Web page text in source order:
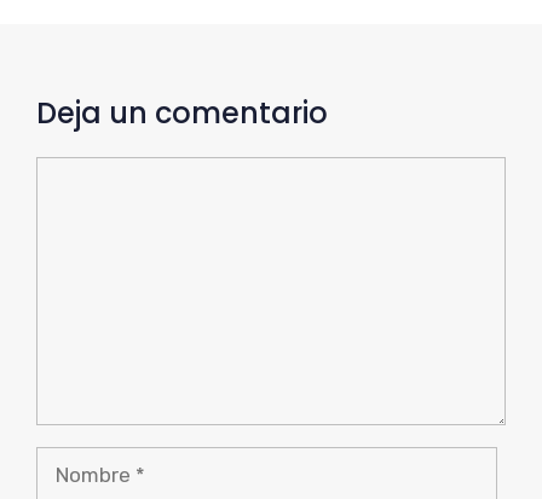
Deja un comentario
Nombre